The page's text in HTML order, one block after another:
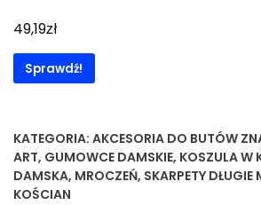
49,19zł
Sprawdź!
KATEGORIA: AKCESORIA DO BUTÓW
ART, GUMOWCE DAMSKIE, KOSZULA W
DAMSKA, MROCZEŃ, SKARPETY DŁUGIE
KOŚCIAN